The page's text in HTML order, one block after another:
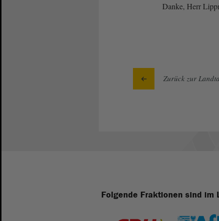
Danke, Herr
Zurück zur
Folgende Fraktionen sind im